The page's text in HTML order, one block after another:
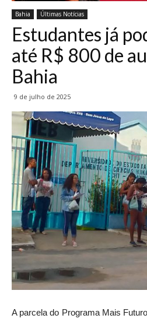
Bahia Últimas Notícias
Estudantes já
até R$ 800 de
Bahia
9 de julho de 2025
A parcela do Programa Mais